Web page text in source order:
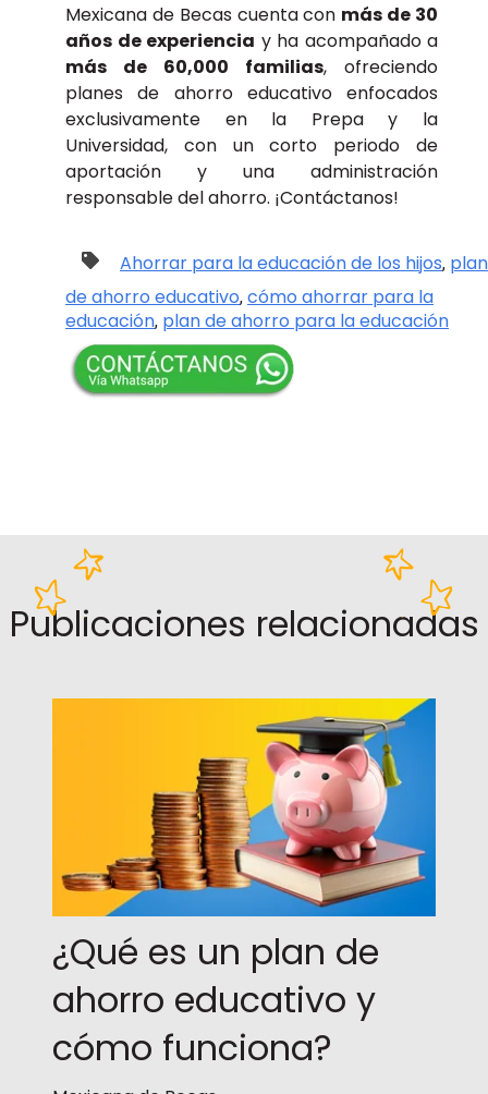
Mexicana de Becas cuenta con más de 30
años de experiencia y ha acompañado a
más de 60,000 familias, ofreciendo
planes de ahorro educativo enfocados
exclusivamente en la Prepa y la
Universidad, con un corto periodo de
aportación y una administración
responsable del ahorro. ¡Contáctanos!
Ahorrar para la educación de los hijos, plan
de ahorro educativo, cómo ahorrar para la
educación, plan de ahorro para la educación
Publicaciones relacionadas
¿Qué es un plan de
ahorro educativo y
cómo funciona?